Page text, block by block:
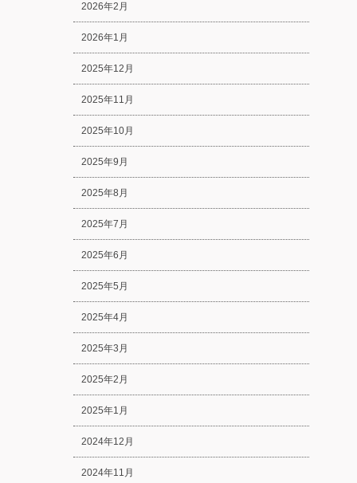
2026年2月
2026年1月
2025年12月
2025年11月
2025年10月
2025年9月
2025年8月
2025年7月
2025年6月
2025年5月
2025年4月
2025年3月
2025年2月
2025年1月
2024年12月
2024年11月